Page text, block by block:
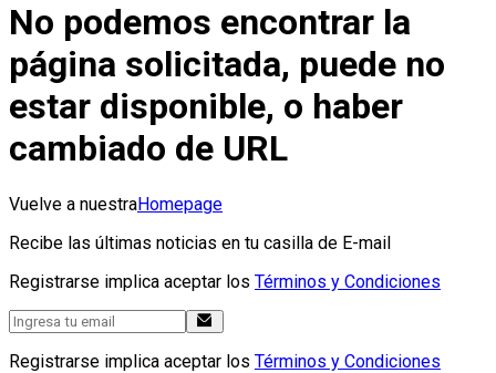
No podemos encontrar la
página solicitada, puede no
estar disponible, o haber
cambiado de URL
Vuelve a nuestraHomepage
Recibe las últimas noticias en tu casilla de E-mail
Registrarse implica aceptar los Términos y Condiciones
Registrarse implica aceptar los Términos y Condiciones